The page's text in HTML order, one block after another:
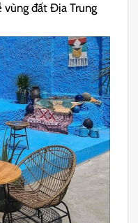
vùng đất Địa Trung